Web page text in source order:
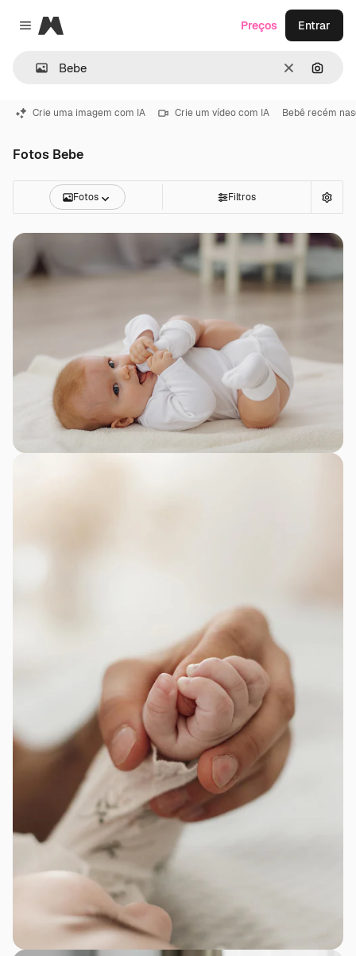
Close menu
Magnific
Limpar
Preços Entrar
Crie uma imagem com IA Crie um vídeo com IA Bebê recém
Fotos Bebe
Fotos Filtros